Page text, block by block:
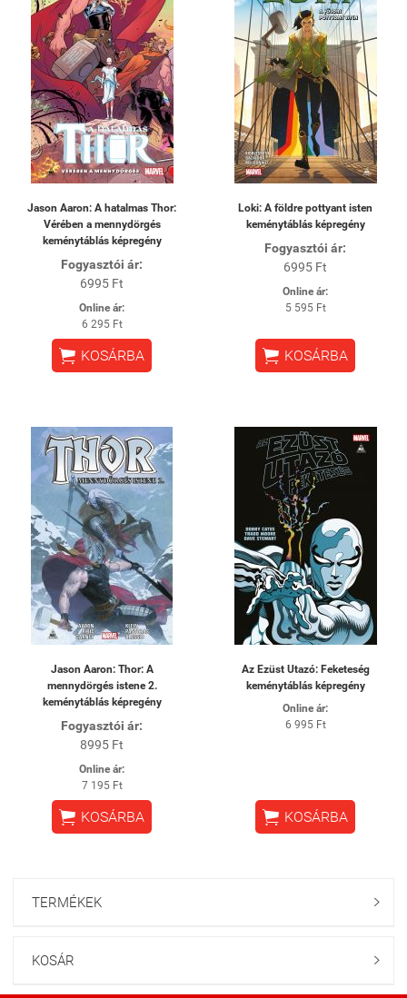
Jason Aaron: A hatalmas Thor:
Vérében a mennydörgés
keménytáblás képregény
Fogyasztói ár:
6995 Ft
Online ár:
6 295 Ft
 KOSÁRBA
Loki: A földre pottyant isten
keménytáblás képregény
Fogyasztói ár:
6995 Ft
Online ár:
5 595 Ft
 KOSÁRBA
Jason Aaron: Thor: A
mennydörgés istene 2.
keménytáblás képregény
Fogyasztói ár:
8995 Ft
Online ár:
7 195 Ft
 KOSÁRBA
Az Ezüst Utazó: Feketeség
keménytáblás képregény
Online ár:
6 995 Ft
 KOSÁRBA
TERMÉKEK 
KOSÁR 